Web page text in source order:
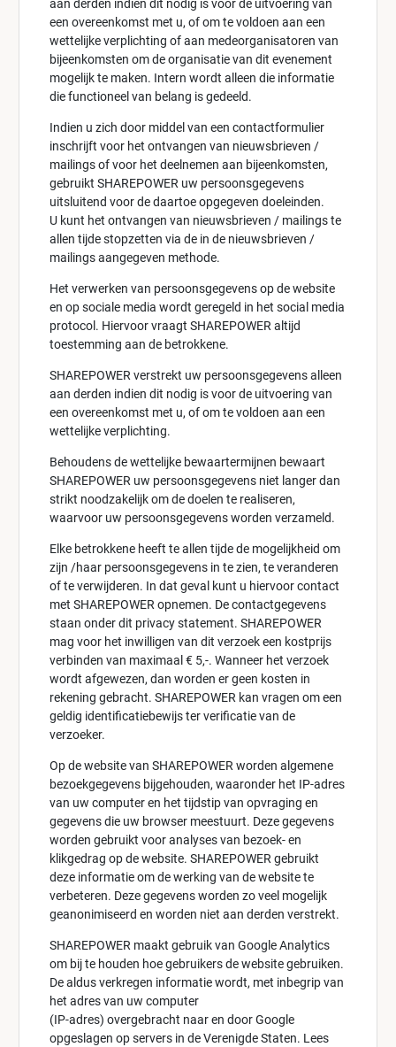
aan derden indien dit nodig is voor de uitvoering van
een overeenkomst met u, of om te voldoen aan een
wettelijke verplichting of aan medeorganisatoren van
bijeenkomsten om de organisatie van dit evenement
mogelijk te maken. Intern wordt alleen die informatie
die functioneel van belang is gedeeld.
Indien u zich door middel van een contactformulier
inschrijft voor het ontvangen van nieuwsbrieven /
mailings of voor het deelnemen aan bijeenkomsten,
gebruikt SHAREPOWER uw persoonsgegevens
uitsluitend voor de daartoe opgegeven doeleinden.
U kunt het ontvangen van nieuwsbrieven / mailings te
allen tijde stopzetten via de in de nieuwsbrieven /
mailings aangegeven methode.
Het verwerken van persoonsgegevens op de website
en op sociale media wordt geregeld in het social media
protocol. Hiervoor vraagt SHAREPOWER altijd
toestemming aan de betrokkene.
SHAREPOWER verstrekt uw persoonsgegevens alleen
aan derden indien dit nodig is voor de uitvoering van
een overeenkomst met u, of om te voldoen aan een
wettelijke verplichting.
Behoudens de wettelijke bewaartermijnen bewaart
SHAREPOWER uw persoonsgegevens niet langer dan
strikt noodzakelijk om de doelen te realiseren,
waarvoor uw persoonsgegevens worden verzameld.
Elke betrokkene heeft te allen tijde de mogelijkheid om
zijn /haar persoonsgegevens in te zien, te veranderen
of te verwijderen. In dat geval kunt u hiervoor contact
met SHAREPOWER opnemen. De contactgegevens
staan onder dit privacy statement. SHAREPOWER
mag voor het inwilligen van dit verzoek een kostprijs
verbinden van maximaal € 5,-. Wanneer het verzoek
wordt afgewezen, dan worden er geen kosten in
rekening gebracht. SHAREPOWER kan vragen om een
geldig identificatiebewijs ter verificatie van de
verzoeker.
Op de website van SHAREPOWER worden algemene
bezoekgegevens bijgehouden, waaronder het IP-adres
van uw computer en het tijdstip van opvraging en
gegevens die uw browser meestuurt. Deze gegevens
worden gebruikt voor analyses van bezoek- en
klikgedrag op de website. SHAREPOWER gebruikt
deze informatie om de werking van de website te
verbeteren. Deze gegevens worden zo veel mogelijk
geanonimiseerd en worden niet aan derden verstrekt.
SHAREPOWER maakt gebruik van Google Analytics
om bij te houden hoe gebruikers de website gebruiken.
De aldus verkregen informatie wordt, met inbegrip van
het adres van uw computer
(IP-adres) overgebracht naar en door Google
opgeslagen op servers in de Verenigde Staten. Lees